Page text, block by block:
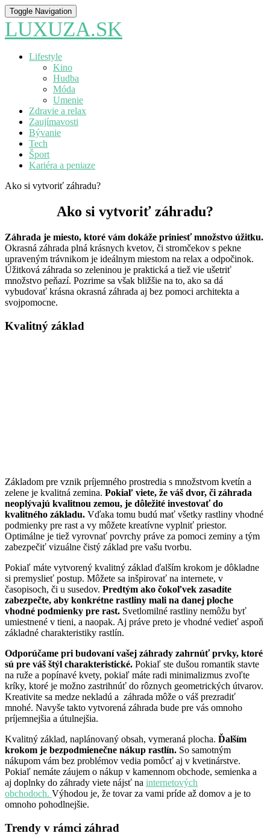
Toggle Navigation
LUXUZA.SK
Lifestyle
Kino
Hudba
Móda
Umenie
Zdravie a relax
Zaujímavosti
Bývanie
Tech
Šport
Kariéra a peniaze
Ako si vytvoriť záhradu?
Ako si vytvoriť záhradu?
Záhrada je miesto, ktoré vám dokáže priniesť množstvo úžitku.
Okrasná záhrada plná krásnych kvetov, či stromčekov s pekne
upraveným trávnikom je ideálnym miestom na relax a odpočinok.
Úžitková záhrada so zeleninou je praktická a tiež vie ušetriť
množstvo peňazí. Pozrime sa však bližšie na to, ako sa dá
vybudovať krásna okrasná záhrada aj bez pomoci architekta a
svojpomocne.
Kvalitný základ
Základom pre vznik príjemného prostredia s množstvom kvetín a
zelene je kvalitná zemina. Pokiaľ viete, že váš dvor, či záhrada
neoplývajú kvalitnou zemou, je dôležité investovať do
kvalitného základu. Vďaka tomu budú mať všetky rastliny vhodné
podmienky pre rast a vy môžete kreatívne vyplniť priestor.
Optimálne je tiež vyrovnať povrchy práve za pomoci zeminy a tým
zabezpečiť vizuálne čistý základ pre vašu tvorbu.
Pokiaľ máte vytvorený kvalitný základ ďalším krokom je dôkladne
si premyslieť postup. Môžete sa inšpirovať na internete, v
časopisoch, či u susedov. Predtým ako čokoľvek zasadíte
zabezpečte, aby konkrétne rastliny mali na danej ploche
vhodné podmienky pre rast. Svetlomilné rastliny nemôžu byť
umiestnené v tieni, a naopak. Aj práve preto je vhodné vedieť aspoň
základné charakteristiky rastlín.
Odporúčame pri budovaní vašej záhrady zahrnúť prvky, ktoré
sú pre váš štýl charakteristické. Pokiaľ ste dušou romantik stavte
na ruže a popínavé kvety, pokiaľ máte radi minimalizmus zvoľte
kríky, ktoré je možno zastrihnúť do rôznych geometrických útvarov.
Kreativite sa medze nekladú a záhrada môže o váš prezradiť
mnohé. Navyše takto vytvorená záhrada bude pre vás omnoho
príjemnejšia a útulnejšia.
Kvalitný základ, naplánovaný obsah, vymeraná plocha. Ďalším
krokom je bezpodmienečne nákup rastlín. So samotným
nákupom vám bez problémov vedia pomôcť aj v kvetinárstve.
Pokiaľ nemáte záujem o nákup v kamennom obchode, semienka a
aj doplnky do záhrady viete nájsť na internetových
obchodoch. Výhodou je, že tovar za vami príde až domov a je to
omnoho pohodlnejšie.
Trendy v rámci záhrad